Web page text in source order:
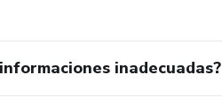
inadecuadas?